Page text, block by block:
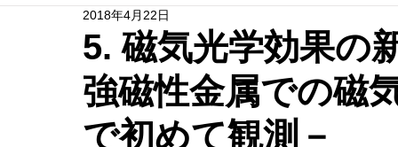
5. 磁気光学効果の
強磁性金属での磁
で初めて観測－
2018年4月22日